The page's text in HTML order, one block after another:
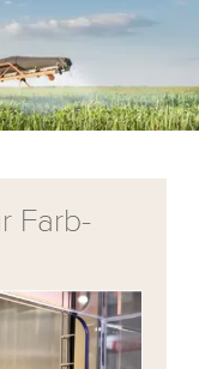
Farb-
the